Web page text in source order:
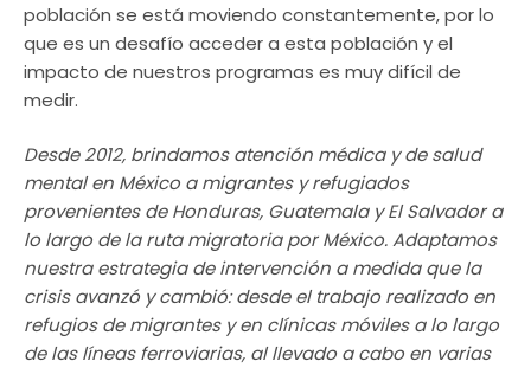
población se está moviendo constantemente, por lo
que es un desafío acceder a esta población y el
impacto de nuestros programas es muy difícil de
medir.
Desde 2012, brindamos atención médica y de salud
mental en México a migrantes y refugiados
provenientes de Honduras, Guatemala y El Salvador a
lo largo de la ruta migratoria por México. Adaptamos
nuestra estrategia de intervención a medida que la
crisis avanzó y cambió: desde el trabajo realizado en
refugios de migrantes y en clínicas móviles a lo largo
de las líneas ferroviarias, al llevado a cabo en varias